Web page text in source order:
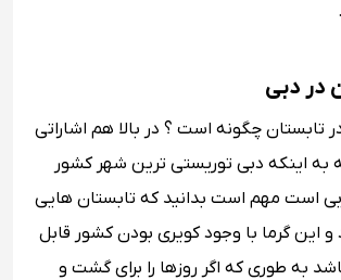
در دبی
تابستان چگونه است ؟ در بالا هم اشاراتی
به اینکه دبی توریستی ترین شهر کشور
است مهم است بدانید که تابستان هایی
و این گرما با وجود کویری بودن کشور قابل
به طوری که اگر روزها را برای گشت و